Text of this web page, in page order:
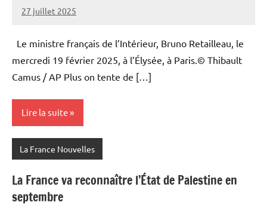
27 juillet 2025
Admins
Le ministre français de l’Intérieur, Bruno Retailleau, le
mercredi 19 février 2025, à l’Élysée, à Paris.© Thibault
Camus / AP Plus on tente de […]
Lire la suite
La France Nouvelles
La France va reconnaître l’État de Palestine en
septembre